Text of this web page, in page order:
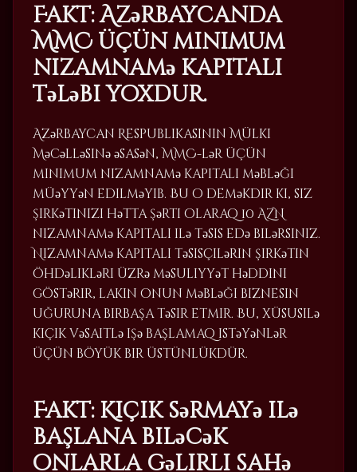
Fakt: Azərbaycanda
MMC üçün minimum
nizamnamə kapitalı
tələbi yoxdur.
Azərbaycan Respublikasının Mülki
Məcəlləsinə əsasən, MMC-lər üçün
minimum nizamnamə kapitalı məbləği
müəyyən edilməyib. Bu o deməkdir ki, siz
şirkətinizi hətta şərti olaraq 10 AZN
nizamnamə kapitalı ilə təsis edə bilərsiniz.
Nizamnamə kapitalı təsisçilərin şirkətin
öhdəlikləri üzrə məsuliyyət həddini
göstərir, lakin onun məbləği biznesin
uğuruna birbaşa təsir etmir. Bu, xüsusilə
kiçik vəsaitlə işə başlamaq istəyənlər
üçün böyük bir üstünlükdür.
Fakt: Kiçik sərmayə ilə
başlana biləcək
onlarla gəlirli sahə